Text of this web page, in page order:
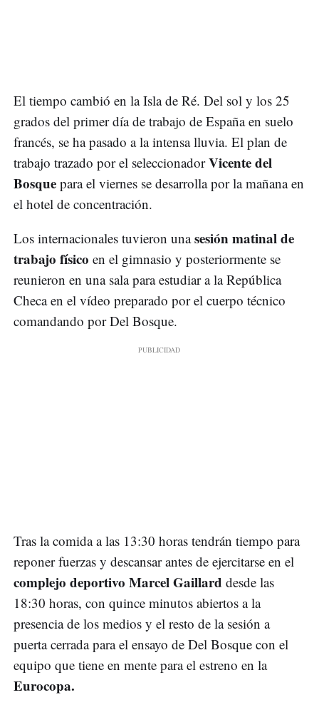
El tiempo cambió en la Isla de Ré. Del sol y los 25
grados del primer día de trabajo de España en suelo
francés, se ha pasado a la intensa lluvia. El plan de
trabajo trazado por el seleccionadorVicente del
Bosque para el viernes se desarrolla por la mañana en
el hotel de concentración.
Los internacionales tuvieron unasesión matinal de
trabajo físico en el gimnasio y posteriormente se
reunieron en una sala para estudiar a la República
Checa en el vídeo preparado por el cuerpo técnico
comandando por Del Bosque.
Tras la comida a las 13:30 horas tendrán tiempo para
reponer fuerzas y descansar antes de ejercitarse en el
complejo deportivo Marcel Gaillard desde las
18:30 horas, con quince minutos abiertos a la
presencia de los medios y el resto de la sesión a
puerta cerrada para el ensayo de Del Bosque con el
equipo que tiene en mente para el estreno en la
Eurocopa.